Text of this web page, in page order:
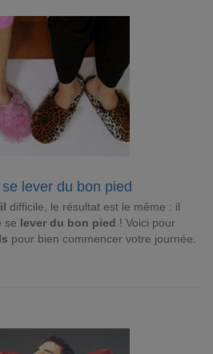
lever du bon pied
difficile, le résultat est le même : il
se lever du bon pied ! Voici pour
pour bien commencer votre journée.